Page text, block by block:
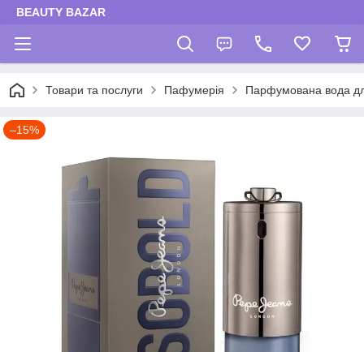
BEAUTY BAZAR
Товари та послуги Пафумерія Парфумована вода
–15%